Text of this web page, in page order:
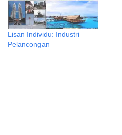
Lisan Individu: Industri
Pelancongan